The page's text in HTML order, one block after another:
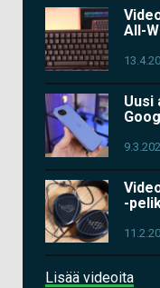
All-
Uusi
-
Lisää videoita